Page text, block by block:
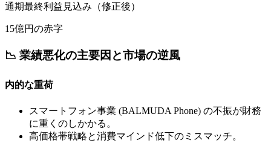
通期最終利益見込み（修正後）
15億円の赤字
📉 業績悪化の主要因と市場の逆風
内的な重荷
スマートフォン事業 (BALMUDA Phone) の不振が財務
に重くのしかかる。
高価格帯戦略と消費マインド低下のミスマッチ。